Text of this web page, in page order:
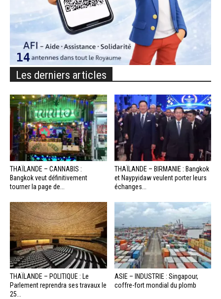
Les derniers articles
THAÏLANDE – CANNABIS :
Bangkok veut définitivement
tourner la page de...
THAÏLANDE – BIRMANIE : Bangkok
et Naypyidaw veulent porter leurs
échanges...
THAÏLANDE – POLITIQUE : Le
Parlement reprendra ses travaux le
25...
ASIE – INDUSTRIE : Singapour,
coffre-fort mondial du plomb